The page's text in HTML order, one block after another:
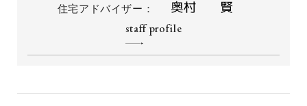
住宅アドバイザー：
staff profile